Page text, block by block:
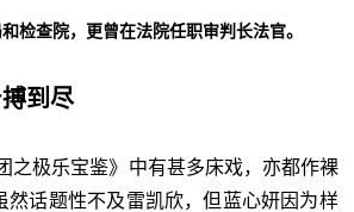
检查院，更曾在法院任职审判长法官。
到尽
之极乐宝鉴》中有甚多床戏，亦都作裸
然话题性不及雷凯欣，但蓝心妍因为样